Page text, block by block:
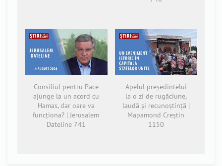
Consiliul pentru Pace
ajunge la un acord cu
Hamas, dar oare va
funcționa? | Jerusalem
Dateline 741
Apelul președintelui
la o zi de rugăciune,
laudă și recunoștință |
Mapamond Creștin
1150